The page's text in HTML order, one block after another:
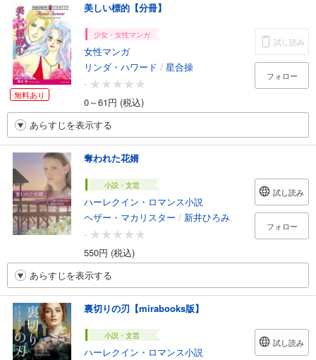
無料あり
美しい標的【分冊】
少女・女性マンガ
女性マンガ
リンダ・ハワード / 星合操
-
0～61円 (税込)
試し読み
フォロー
あらすじを表示する
奪われた花婿
小説・文芸
ハーレクイン・ロマンス小説
ヘザー・マカリスター / 新井ひろみ
-
550円 (税込)
試し読み
フォロー
あらすじを表示する
裏切りの刃【mirabooks版】
小説・文芸
ハーレクイン・ロマンス小説
試し読み